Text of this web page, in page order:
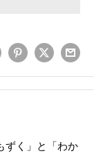
ずく」と「わか